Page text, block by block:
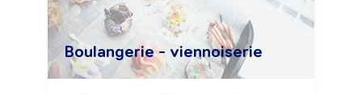
Boulangerie - viennoiserie